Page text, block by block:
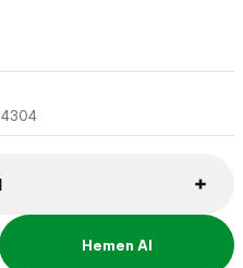
Hemen Al